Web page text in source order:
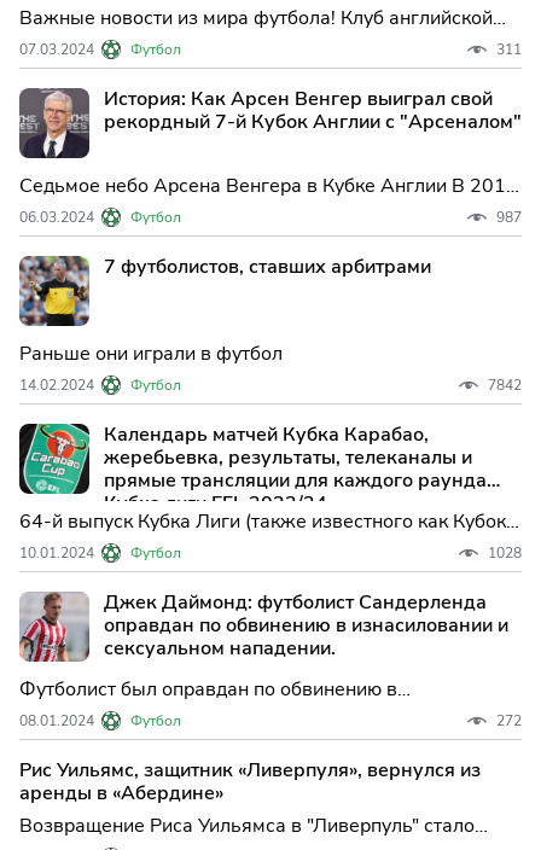
Важные новости из мира футбола! Клуб английской
Лиги 1 «Линкольн Сити» выразил свои искренние
поздравления бывшему нападающему сборной США -
Лэндону Доновану, в честь его дня рождения.
07.03.2024 Футбол 311
История: Как Арсен Венгер выиграл свой
рекордный 7-й Кубок Англии с "Арсеналом"
Седьмое небо Арсена Венгера в Кубке Англии В 2017
году Арсен Венгер завоевал свою седьмую медаль
победителя Кубка Англии, которую ни один менеджер
в английском футболе не превзошел за всю историю
соревнования.
06.03.2024 Футбол 987
7 футболистов, ставших арбитрами
Раньше они играли в футбол
14.02.2024 Футбол 7842
Календарь матчей Кубка Карабао,
жеребьевка, результаты, телеканалы и
прямые трансляции для каждого раунда
Кубка лиги EFL 2023/24
64-й выпуск Кубка Лиги (также известного как Кубок
Carabao по имени спонсора) начался 8 августа, и мы
теперь находимся на стадии полуфиналов.
10.01.2024 Футбол 1028
Джек Даймонд: футболист Сандерленда
оправдан по обвинению в изнасиловании и
сексуальном нападении.
Футболист был оправдан по обвинению в
изнасиловании и сексуальном насилии над женщиной,
которую он впервые встретил на Tinder и пригласил к
себе домой.
08.01.2024 Футбол 272
Рис Уильямс, защитник «Ливерпуля», вернулся из
аренды в «Абердине»
Возвращение Риса Уильямса в "Ливерпуль" стало